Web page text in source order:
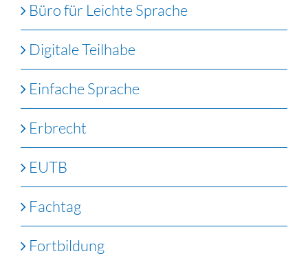
Büro für Leichte Sprache
Digitale Teilhabe
Einfache Sprache
Erbrecht
EUTB
Fachtag
Fortbildung